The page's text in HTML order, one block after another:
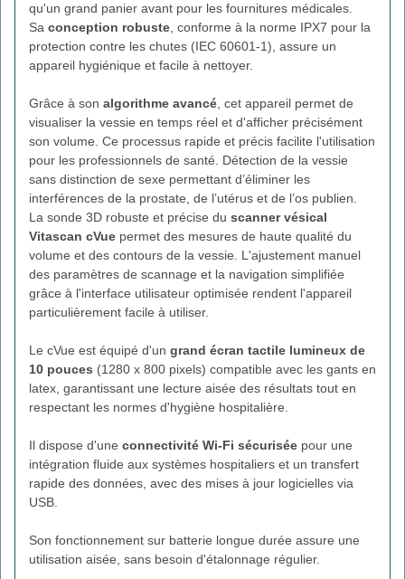
qu'un grand panier avant pour les fournitures médicales.
Sa conception robuste , conforme à la norme IPX7 pour la
protection contre les chutes (IEC 60601-1), assure un
appareil hygiénique et facile à nettoyer.
Grâce à son algorithme avancé , cet appareil permet de
visualiser la vessie en temps réel et d'afficher précisément
son volume. Ce processus rapide et précis facilite l'utilisation
pour les professionnels de santé. Détection de la vessie
sans distinction de sexe permettant d’éliminer les
interférences de la prostate, de l’utérus et de l’os publien.
La sonde 3D robuste et précise du scanner vésical
Vitascan cVue permet des mesures de haute qualité du
volume et des contours de la vessie. L'ajustement manuel
des paramètres de scannage et la navigation simplifiée
grâce à l'interface utilisateur optimisée rendent l'appareil
particulièrement facile à utiliser.
Le cVue est équipé d'un grand écran tactile lumineux de
10 pouces (1280 x 800 pixels) compatible avec les gants en
latex, garantissant une lecture aisée des résultats tout en
respectant les normes d'hygiène hospitalière.
Il dispose d'une connectivité Wi-Fi sécurisée pour une
intégration fluide aux systèmes hospitaliers et un transfert
rapide des données, avec des mises à jour logicielles via
USB.
Son fonctionnement sur batterie longue durée assure une
utilisation aisée, sans besoin d'étalonnage régulier.